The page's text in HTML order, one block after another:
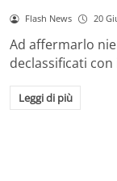
Flash News 20
Ad affermarlo
declassificati
Leggi di più